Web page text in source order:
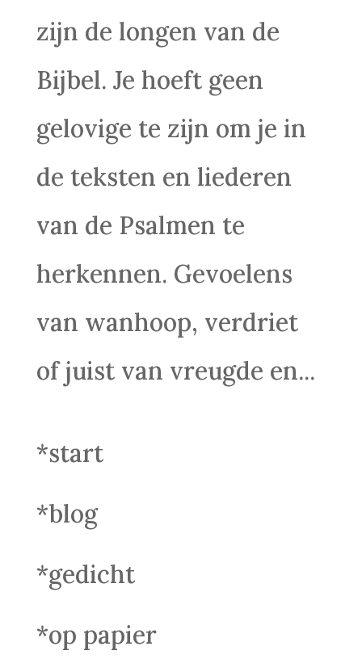
zijn de longen van de
Bijbel. Je hoeft geen
gelovige te zijn om je in
de teksten en liederen
van de Psalmen te
herkennen. Gevoelens
van wanhoop, verdriet
of juist van vreugde en...
*start
*blog
*gedicht
*op papier